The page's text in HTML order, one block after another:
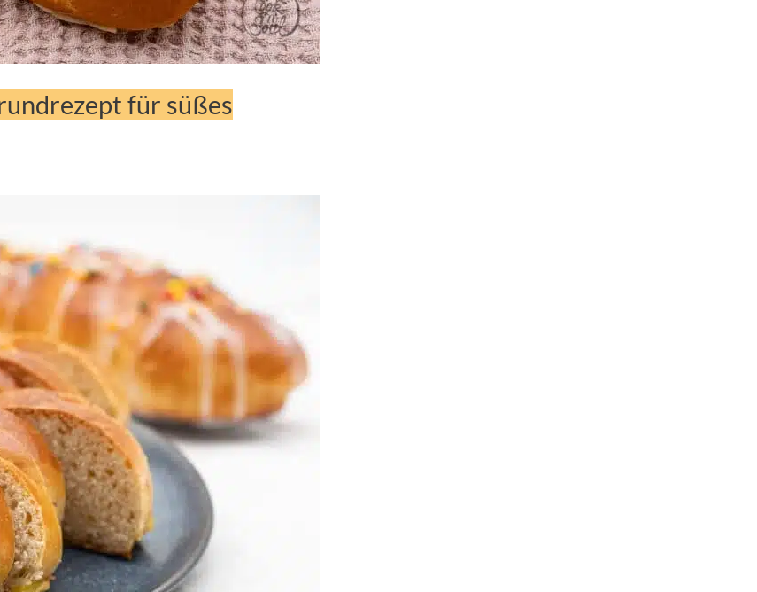
für süßes